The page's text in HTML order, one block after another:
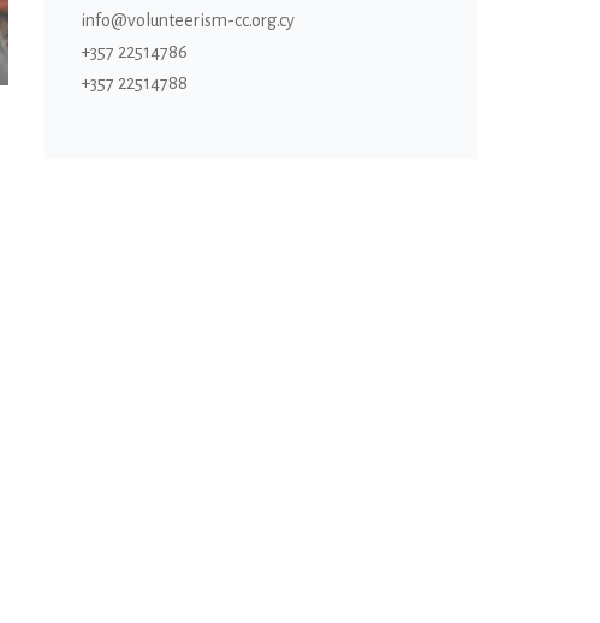
info@volunteerism-cc.org.cy
+357 22514786
+357 22514788